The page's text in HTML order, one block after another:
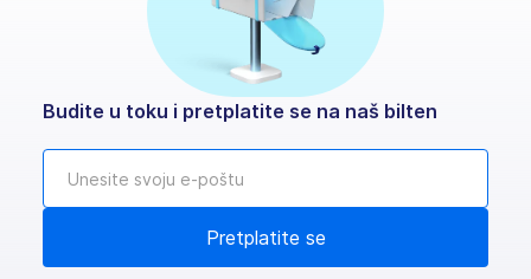
Budite u toku i pretplatite se na naš bilten